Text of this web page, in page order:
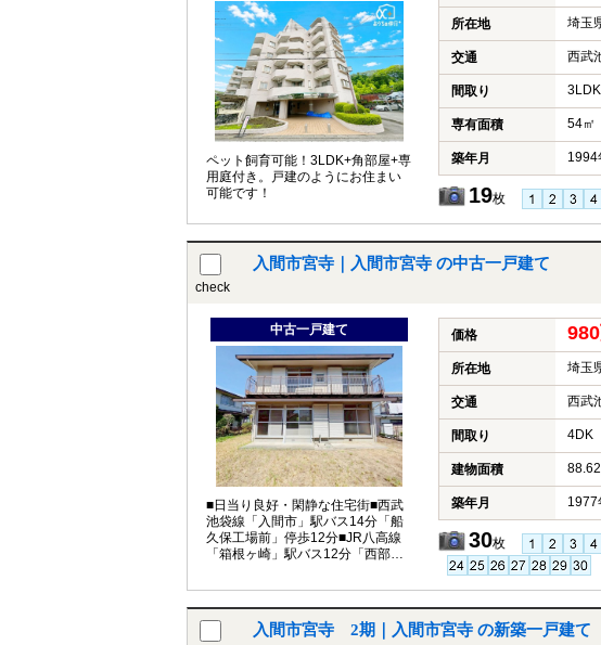
ペット飼育可能！3LDK+角部屋+専
用庭付き。戸建のようにお住まい
可能です！
所在地 埼玉
交通 西武
間取り 3LDK
専有面積 54㎡
築年月 1994
19枚
check
入間市宮寺｜入間市宮寺 の中古一戸建て
中古一戸建て
■日当り良好・閑静な住宅街■西武
池袋線「入間市」駅バス14分「船
久保工場前」停歩12分■JR八高線
「箱根ヶ崎」駅バス12分「西部住
価格
所在地 埼玉
交通 西武
間取り 4DK
建物面積
築年月 1977
30枚
入間市宮寺 2期｜入間市宮寺 の新築一戸建て